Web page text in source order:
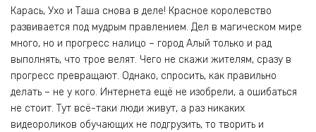
Карась, Ухо и Таша снова в деле! Красное королевство
развивается под мудрым правлением. Дел в магическом мире
много, но и прогресс налицо – город Алый только и рад
выполнять, что трое велят. Чего не скажи жителям, сразу в
прогресс превращают. Однако, спросить, как правильно
делать – не у кого. Интернета ещё не изобрели, а ошибаться
не стоит. Тут всё-таки люди живут, а раз никаких
видеороликов обучающих не подгрузить, то творить и